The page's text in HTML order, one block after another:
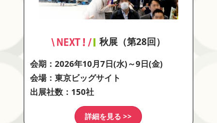
秋展（第28回）
会期：2026年10月7日(水)～9日(金)
会場：東京ビッグサイト
出展社数：150社
詳細を見る >>